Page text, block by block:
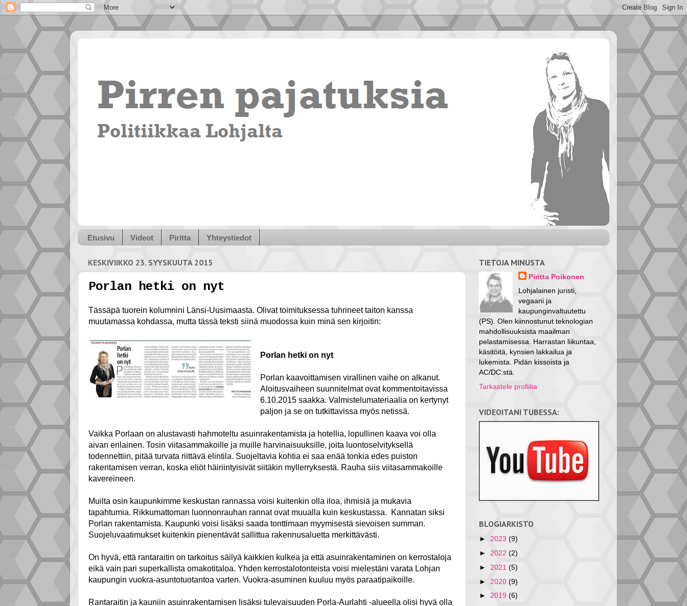
Etusivu Videot Piritta Yhteystiedot
KESKIVIIKKO 23. SYYSKUUTA 2015
Porlan hetki on nyt
Tässäpä tuorein kolumnini Länsi-Uusimaasta. Olivat toimituksessa tuhrineet taiton kanssa
muutamassa kohdassa, mutta tässä teksti siinä muodossa kuin minä sen kirjoitin:
Porlan hetki on nyt
Porlan kaavoittamisen virallinen vaihe on alkanut.
Aloitusvaiheen suunnitelmat ovat kommentoitavissa
6.10.2015 saakka. Valmistelumateriaalia on kertynyt
paljon ja se on tutkittavissa myös netissä.
Vaikka Porlaan on alustavasti hahmoteltu asuinrakentamista ja hotellia, lopullinen kaava voi olla
aivan erilainen. Tosin viitasammakoille ja muille harvinaisuuksille, joita luontoselvityksellä
todennettiin, pitää turvata riittävä elintila. Suojeltavia kohtia ei saa enää tonkia edes puiston
rakentamisen verran, koska eliöt häiriintyisivät siitäkin myllerryksestä. Rauha siis viitasammakoille
kavereineen.
Muilta osin kaupunkimme keskustan rannassa voisi kuitenkin olla iloa, ihmisiä ja mukavia
tapahtumia. Rikkumattoman luonnonrauhan rannat ovat muualla kuin keskustassa. Kannatan siksi
Porlan rakentamista. Kaupunki voisi lisäksi saada tonttimaan myymisestä sievoisen summan.
Suojeluvaatimukset kuitenkin pienentävät sallittua rakennusaluetta merkittävästi.
On hyvä, että rantaraitin on tarkoitus säilyä kaikkien kulkea ja että asuinrakentaminen on kerrostaloja
eikä vain pari superkallista omakotitaloa. Yhden kerrostalotonteista voisi mielestäni varata Lohjan
kaupungin vuokra-asuntotuotantoa varten. Vuokra-asuminen kuuluu myös paraatipaikoille.
Rantaraitin ja kauniin asuinrakentamisen lisäksi tulevaisuuden Porla-Aurlahti -alueella olisi hyvä olla
TIETOJA MINUSTA
Piritta Poikonen
Lohjalainen juristi,
vegaani ja
kaupunginvaltuutettu
(PS). Olen kiinnostunut teknologian
mahdollisuuksista maailman
pelastamisessa. Harrastan liikuntaa,
käsitöitä, kynsien lakkailua ja
lukemista. Pidän kissoista ja
AC/DC:stä.
Tarkastele profiilia
VIDEOITANI TUBESSA:
BLOGIARKISTO
► 2023 (9)
► 2022 (2)
► 2021 (5)
► 2020 (9)
► 2019 (6)